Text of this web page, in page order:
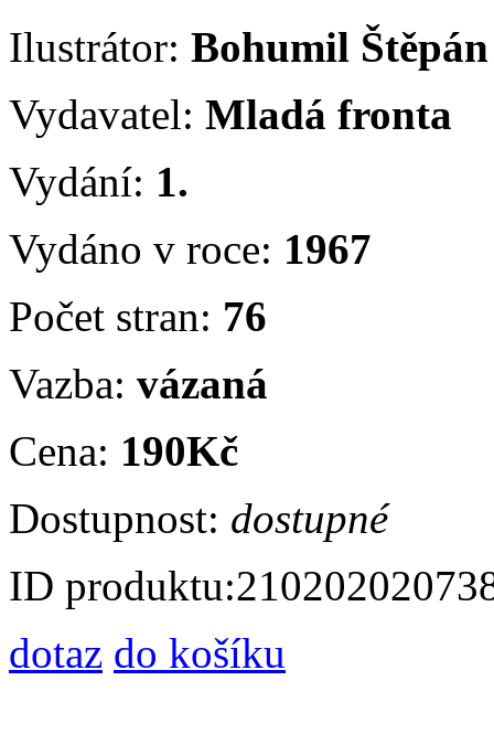
Ilustrátor: Bohumil
Vydavatel: Mladá fronta
Vydání: 1.
Vydáno v roce: 1967
Počet stran: 76
Vazba: vázaná
Cena: 190Kč
Dostupnost: dostupné
ID produktu:
dotaz do košíku